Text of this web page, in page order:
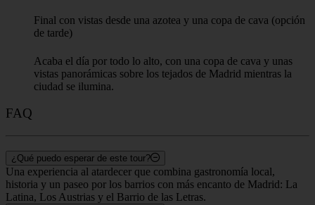
Final con vistas desde una azotea y una copa de cava (opción
de tarde)
Acaba el día por todo lo alto, con una copa de cava y unas
vistas panorámicas sobre los tejados de Madrid mientras la
ciudad se ilumina.
FAQ
¿Qué puedo esperar de este tour?
Una experiencia al atardecer que combina gastronomía local,
historia y un paseo por los barrios con más encanto de Madrid: La
Latina, Los Austrias y el Barrio de las Letras.